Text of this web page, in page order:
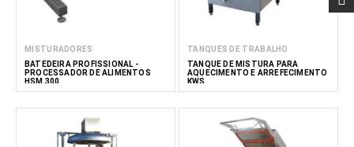
MISTURADORES
BATEDEIRA PROFISSIONAL -
PROCESSADOR DE ALIMENTOS
HSM 300
TANQUES DE TRABALHO
TANQUE DE MISTURA PARA
AQUECIMENTO E ARREFECIMENTO
KWS